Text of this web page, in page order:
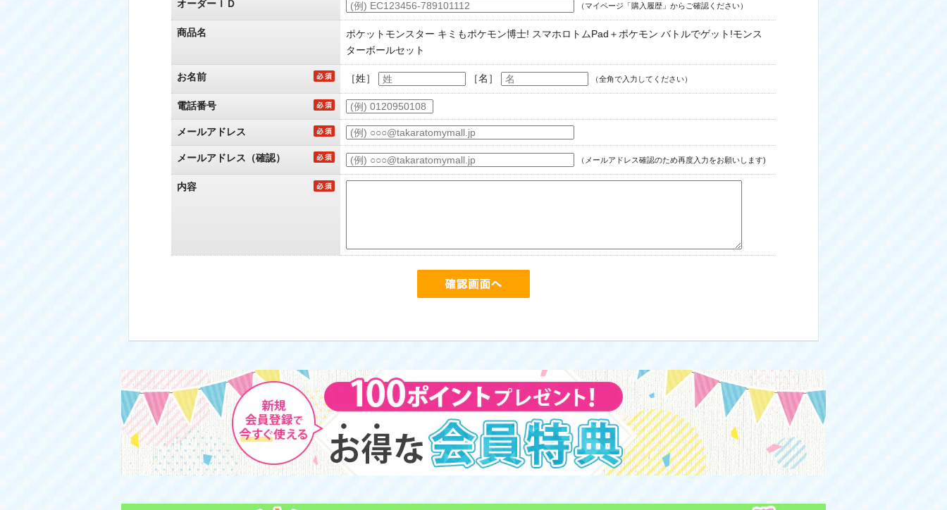
オーダーＩＤ （マイページ「購入履歴」からご確認ください）
商品名
ポケットモンスター キミもポケモン博士! スマホロトムPad＋ポケモン バトルでゲット!モンス
ターボールセット
お名前 ［姓］ ［名］ （全角で入力してください）
電話番号
メールアドレス
メールアドレス（確認） （メールアドレス確認のため再度入力をお願いします)
内容